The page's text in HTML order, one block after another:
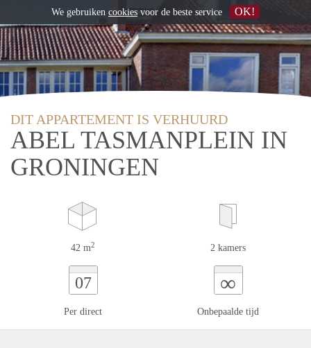
DIT APPARTEMENT IS VERHUURD
ABEL TASMANPLEIN IN
GRONINGEN
42 m2 2 kamers
07
Per direct
∞
Onbepaalde tijd
We gebruiken cookies voor de beste service OK!